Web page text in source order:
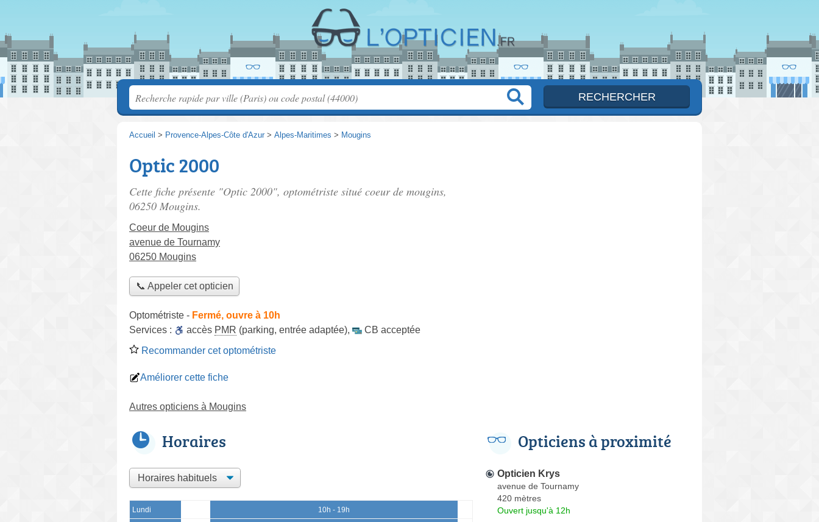
Accueil > Provence-Alpes-Côte d'Azur > Alpes-Maritimes > Mougins
Optic 2000
Cette fiche présente "Optic 2000", optométriste situé coeur de mougins,
06250 Mougins.
Coeur de Mougins
avenue de Tournamy
06250 Mougins
📞 Appeler cet opticien
Optométriste - Fermé, ouvre à 10h
Services :
accès PMR (parking, entrée adaptée),
CB acceptée
Recommander cet optométriste
Améliorer cette fiche
Autres opticiens à Mougins
Horaires
Lundi 10h - 19h
Opticiens à proximité
Opticien Krys
avenue de Tournamy
420 mètres
Ouvert jusqu'à 12h